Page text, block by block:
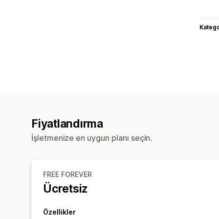
Fiyatlandırma
İşletmenize en uygun planı seçin.
FREE FOREVER
Ücretsiz
Özellikler